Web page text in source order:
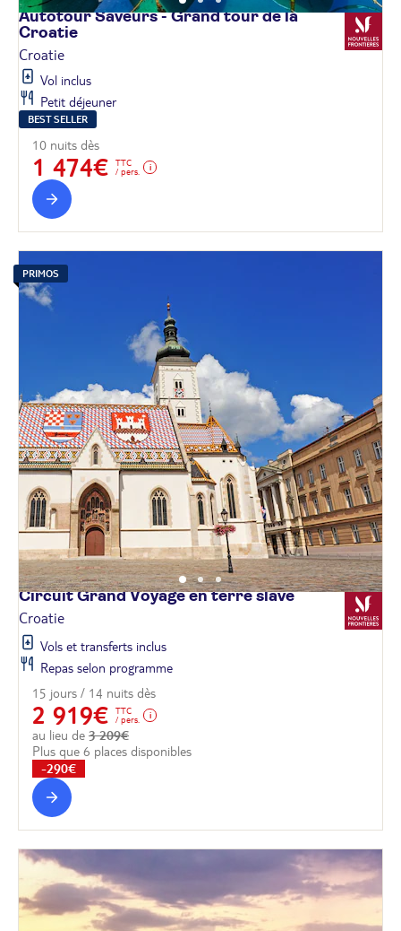
Autotour Saveurs - Grand tour de la
Croatie
Croatie
Vol inclus
Petit déjeuner
BEST SELLER
10 nuits dès
1 474€
TTC
/ pers.
PRIMOS
Circuit Grand Voyage en terreslave
Croatie
Vols et transferts inclus
Repas selon programme
15 jours / 14 nuits dès
2 919€
TTC
/ pers.
au lieu de 3 209€
Plus que 6 places disponibles
-290€